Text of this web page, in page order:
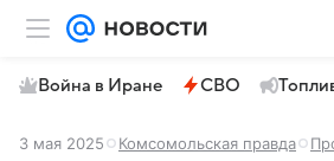
Война в Иране СВО
3 мая 2025 Комсомольская правда